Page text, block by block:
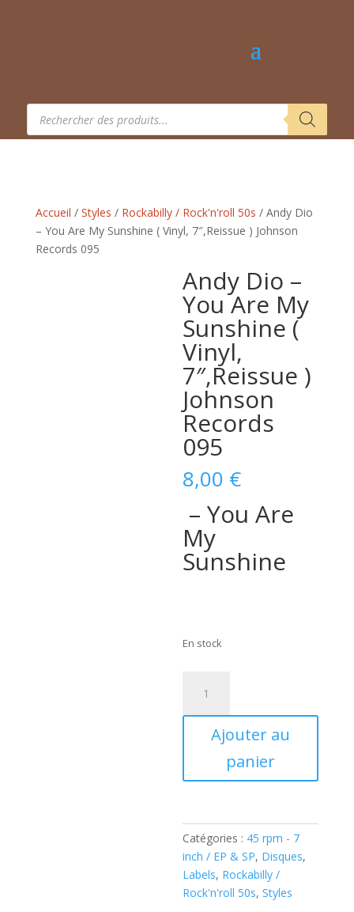
Recherche
produits
Accueil / Styles / Rockabilly / Rock'n'roll 50s / Andy Dio
– You Are My Sunshine ( Vinyl, 7″,Reissue ) Johnson
Records 095
Andy Dio –
You Are My
Sunshine (
Vinyl,
7″,Reissue )
Johnson
Records
095
8,00 €
– You Are
My
Sunshine
En stock
Andy
Sunshine
(
Vinyl,
7",Reissue
)
Ajouter au
panier
Catégories : 45 rpm - 7
inch / EP & SP, Disques,
Labels, Rockabilly /
Rock'n'roll 50s,Styles